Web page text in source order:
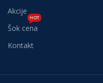
Akcije
Šok cena
HOT
Kontakt